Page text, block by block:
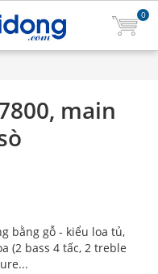
0
main
bằng gỗ - kiểu loa tủ,
(2 bass 4 tấc, 2 treble